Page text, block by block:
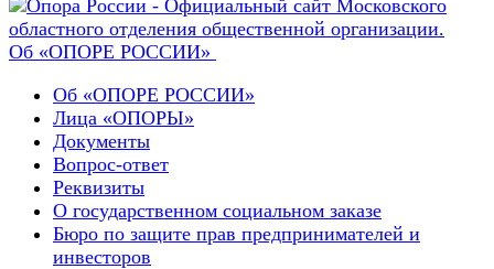
Об «ОПОРЕ РОССИИ»
Об «ОПОРЕ РОССИИ»
Лица «ОПОРЫ»
Документы
Вопрос-ответ
Реквизиты
О государственном социальном заказе
Бюро по защите прав предпринимателей и
инвесторов